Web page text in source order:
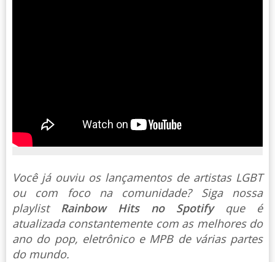
Você já ouviu os lançamentos de artistas LGBT
ou com foco na comunidade? Siga nossa
playlist Rainbow Hits no Spotify que é
atualizada constantemente com as melhores do
ano do pop, eletrônico e MPB de várias partes
do mundo.